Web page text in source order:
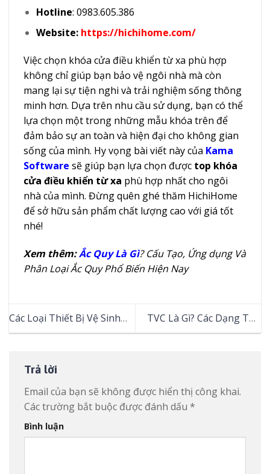
Hotline: 0983.605.386
Website:https://hichihome.com/
Việc chọn khóa cửa điều khiển từ xa phù hợp
không chỉ giúp bạn bảo vệ ngôi nhà mà còn
mang lại sự tiện nghi và trải nghiệm sống thông
minh hơn. Dựa trên nhu cầu sử dụng, bạn có thể
lựa chọn một trong những mẫu khóa trên để
đảm bảo sự an toàn và hiện đại cho không gian
sống của mình. Hy vọng bài viết này của Kama
Software sẽ giúp bạn lựa chọn được top khóa
cửa điều khiển từ xa phù hợp nhất cho ngôi
nhà của mình. Đừng quên ghé thăm HichiHome
để sở hữu sản phẩm chất lượng cao với giá tốt
nhé!
Xem thêm:Ắc Quy Là Gì? Cấu Tạo, Ứng dụng Và
Phân Loại Ắc Quy Phổ Biến Hiện Nay
Các Loại Thiết Bị Vệ Sinh
Công Nghiệp Chuyên Dụng
TVC Là Gì? Các Dạng TVC
Quảng Cáo Phổ Biến Hiện
Trả lời
Email của bạn sẽ không được hiển thị công khai.
Các trường bắt buộc được đánh dấu *
Bình luận